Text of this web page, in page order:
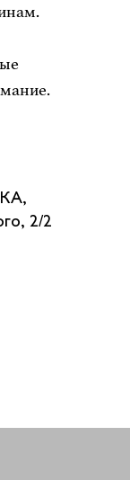
2/2